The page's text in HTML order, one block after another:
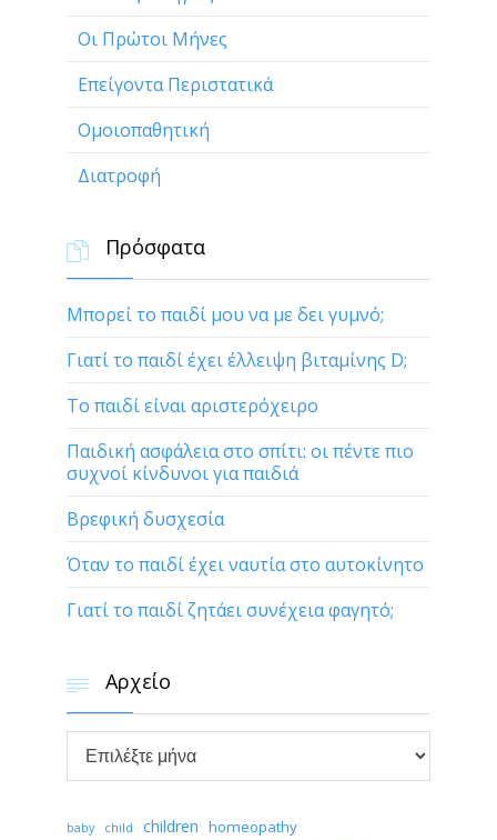
Οι Πρώτοι Μήνες
Επείγοντα Περιστατικά
Ομοιοπαθητική
Διατροφή
 Πρόσφατα
Μπορεί το παιδί μου να με δει γυμνό;
Γιατί το παιδί έχει έλλειψη βιταμίνης D;
Το παιδί είναι αριστερόχειρο
Παιδική ασφάλεια στο σπίτι: οι πέντε πιο
συχνοί κίνδυνοι για παιδιά
Βρεφική δυσχεσία
Όταν το παιδί έχει ναυτία στο αυτοκίνητο
Γιατί το παιδί ζητάει συνέχεια φαγητό;
 Αρχείο
Αρχείο
baby child children homeopathy